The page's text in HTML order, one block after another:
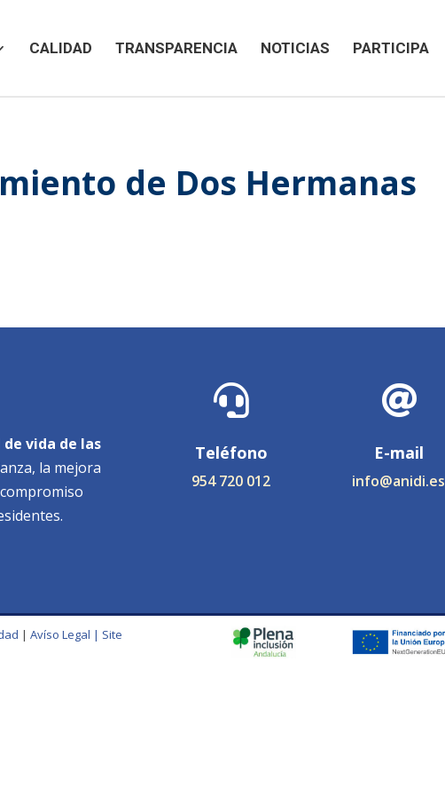
CALIDAD TRANSPARENCIA NOTICIAS PARTICIPA
de Dos Hermanas
vida de las
la mejora

Teléfono
954 720 012

E-mail
info@anidi.es
|Avíso Legal | Site